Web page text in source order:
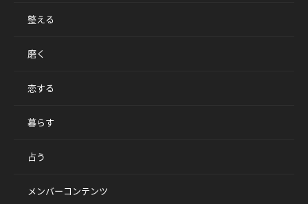
整える
磨く
恋する
暮らす
占う
メンバーコンテンツ